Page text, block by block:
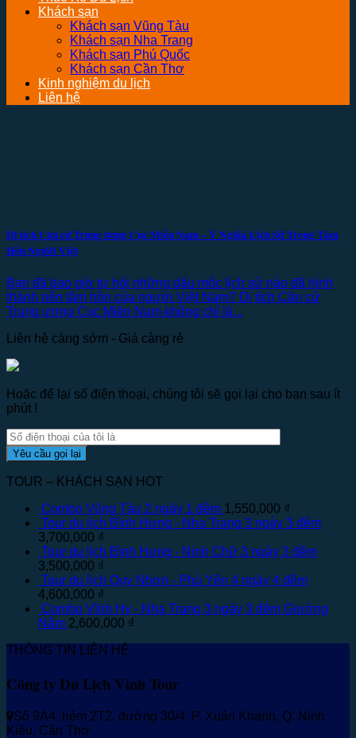
Khách sạn
Khách sạn Vũng Tàu
Khách sạn Nha Trang
Khách sạn Phú Quốc
Khách sạn Cần Thơ
Kinh nghiệm du lịch
Liên hệ
Di tích Căn cứ Trung ương Cục Miền Nam – Ý Nghĩa Lịch Sử Trong Tâm
Hồn Người Việt
Bạn đã bao giờ tự hỏi những dấu mốc lịch sử nào đã hình
thành nên tâm hồn của người Việt Nam? Di tích Căn cứ
Trung ương Cục Miền Nam không chỉ là...
Liên hệ càng sớm - Giá càng rẻ
Hoặc để lại số điện thoại, chúng tôi sẽ gọi lại cho bạn sau ít
phút !
TOUR – KHÁCH SẠN HOT
Combo Vũng Tàu 2 ngày 1 đêm 1,550,000 ₫
Tour du lịch Bình Hưng - Nha Trang 3 ngày 3 đêm
3,700,000 ₫
Tour du lịch Bình Hưng - Ninh Chữ 3 ngày 3 đêm
3,500,000 ₫
Tour du lịch Quy Nhơn - Phú Yên 4 ngày 4 đêm
4,600,000 ₫
Combo Vĩnh Hy - Nha Trang 3 ngày 3 đêm Giường
Nằm 2,600,000 ₫
THÔNG TIN LIÊN HỆ
Công ty Du Lịch Vinh Tour
Số 9A4, hẻm 2T2, đường 30/4, P. Xuân Khánh, Q. Ninh
Kiều, Cần Thơ